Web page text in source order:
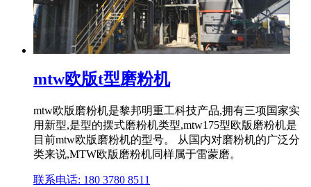
mtw欧版t型磨粉机
mtw欧版磨粉机是黎邦明重工科技产品,拥有三项国家实
用新型,是型的摆式磨粉机类型,mtw175型欧版磨粉机是
目前mtw欧版磨粉机的型号。 从国内对磨粉机的广泛分
类来说,MTW欧版磨粉机同样属于雷蒙磨。
联系电话: 180 3780 8511